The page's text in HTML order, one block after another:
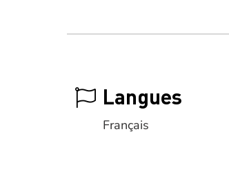
Langues
Français